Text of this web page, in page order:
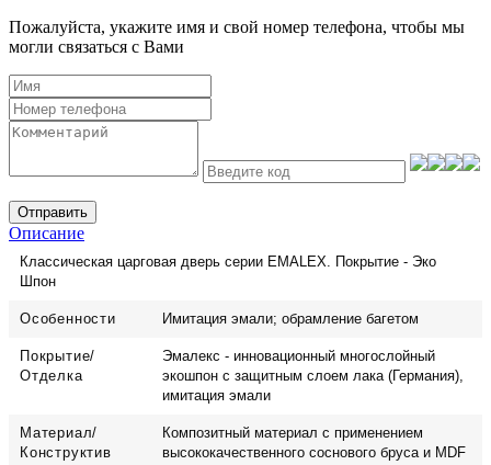
Пожалуйста, укажите имя и свой номер телефона, чтобы мы
могли связаться с Вами
Отправить
Описание
Классическая царговая дверь cерии EMALEX. Покрытие - Эко
Шпон
Особенности Имитация эмали; обрамление багетом
Покрытие/
Отделка
Эмалекс - инновационный многослойный
экошпон с защитным слоем лака (Германия),
имитация эмали
Материал/
Конструктив
Композитный материал с применением
высококачественного соснового бруса и MDF